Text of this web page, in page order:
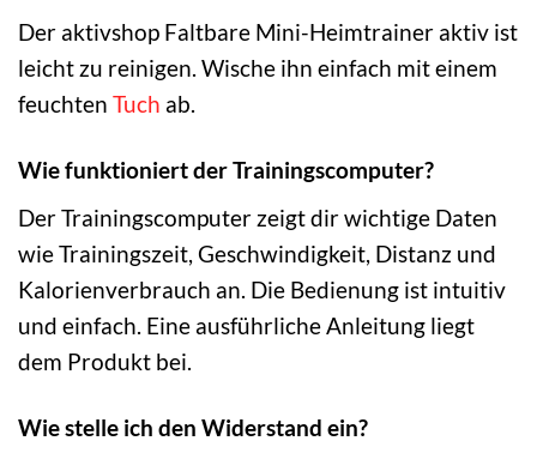
Der aktivshop Faltbare Mini-Heimtrainer aktiv ist
leicht zu reinigen. Wische ihn einfach mit einem
feuchten Tuch ab.
Wie funktioniert der Trainingscomputer?
Der Trainingscomputer zeigt dir wichtige Daten
wie Trainingszeit, Geschwindigkeit, Distanz und
Kalorienverbrauch an. Die Bedienung ist intuitiv
und einfach. Eine ausführliche Anleitung liegt
dem Produkt bei.
Wie stelle ich den Widerstand ein?